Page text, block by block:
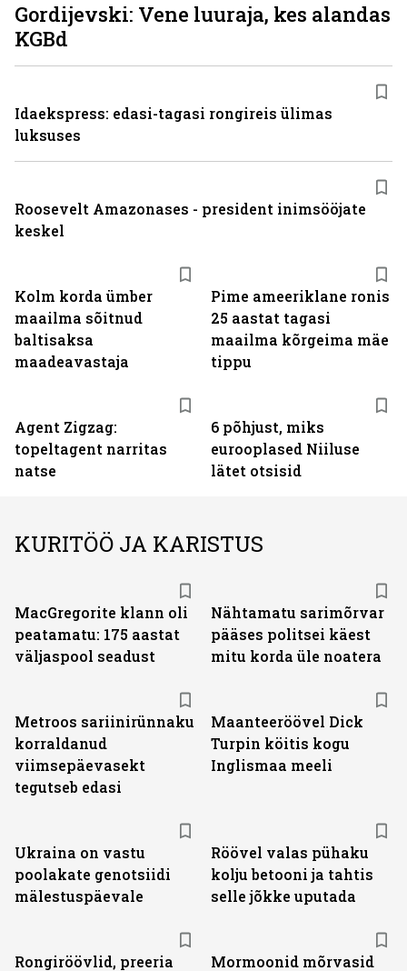
Kolm korda ümber
maailma sõitnud
baltisaksa
maadeavastaja
Pime ameeriklane ronis
25 aastat tagasi
maailma kõrgeima mäe
tippu
Agent Zigzag:
topeltagent narritas
natse
6 põhjust, miks
eurooplased Niiluse
lätet otsisid
Gordijevski: Vene luuraja, kes alandas
KGBd
Idaekspress: edasi-tagasi rongireis ülimas
luksuses
Roosevelt Amazonases - president inimsööjate
keskel
KURITÖÖ JA KARISTUS
MacGregorite klann oli
peatamatu: 175 aastat
väljas­pool seadust
Nähtamatu sarimõrvar
pääses politsei käest
mitu korda üle noatera
Metroos sariinirünnaku
korraldanud
viimsepäevasekt
tegutseb edasi
Maanteeröövel Dick
Turpin köitis kogu
Inglismaa meeli
Ukraina on vastu
poolakate genotsiidi
mälestuspäevale
Röövel valas pühaku
kolju betooni ja tahtis
selle jõkke uputada
Rongiröövlid, preeria Mormoonid mõrvasid